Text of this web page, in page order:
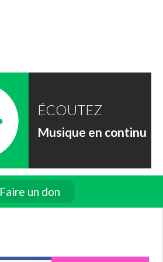
ÉCOUTEZ
Musique en continu
Faire un don